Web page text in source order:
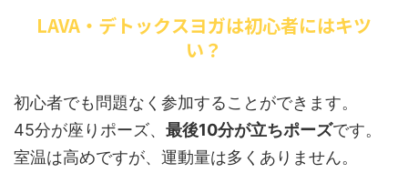
LAVA・デトックスヨガは初心者にはキツ
い？
初心者でも問題なく参加することができます。
45分が座りポーズ、 最後10分が立ちポーズです。
室温は高めですが、運動量は多くありません。